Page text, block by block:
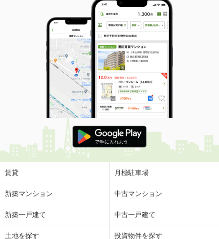
賃貸 月極駐車場
新築マンション 中古マンション
新築一戸建て 中古一戸建て
土地を探す 投資物件を探す